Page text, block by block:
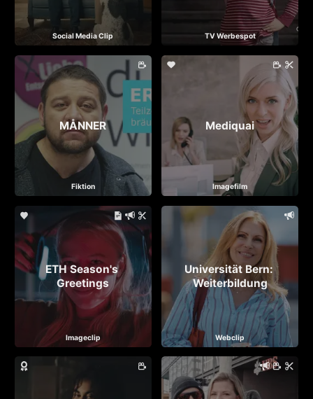
Social Media Clip TV Werbespot
MÅNNER
Fiktion
Mediquai
Imagefilm
ETH Season's
Greetings
Imageclip
Universität Bern:
Weiterbildung
Webclip